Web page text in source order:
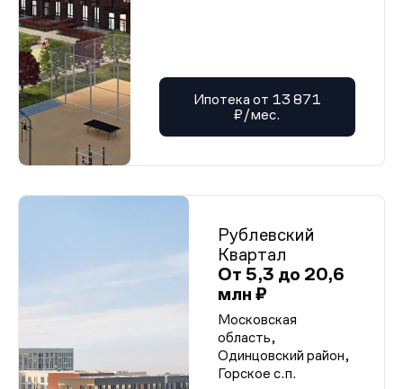
Ипотека от 13 871
₽/мес.
Рублевский
Квартал
От 5,3 до 20,6
млн ₽
Московская
область,
Одинцовский район,
Горское с.п.